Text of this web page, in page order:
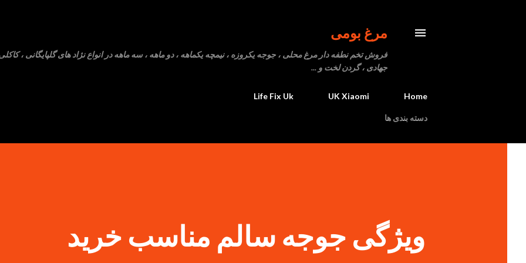
مرغ بومی
فروش تخم نطفه دار مرغ محلی ، جوجه یکروزه ، نیمچه یکماهه ، دو ماهه ، سه ماهه در انواع نژاد های گلپایگانی ،
جهادی ، گردن لخت و ...
Home
UK Xiaomi
Life Fix Uk
دسته بندی ها
ویژگی جوجه سالم مناسب خرید